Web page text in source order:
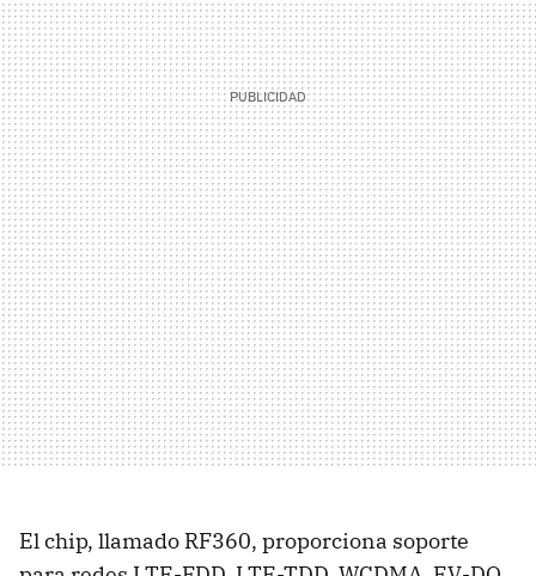
El chip, llamado RF360, proporciona soporte